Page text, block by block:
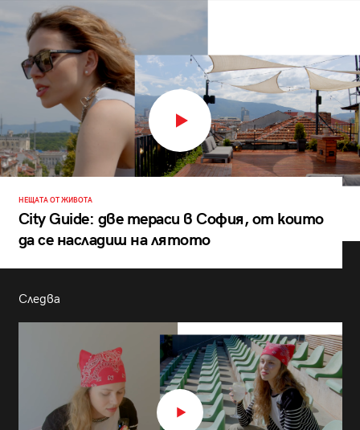
НЕЩАТА ОТ ЖИВОТА
City Guide: две тераси в София, от които
да се насладиш на лятото
Следва